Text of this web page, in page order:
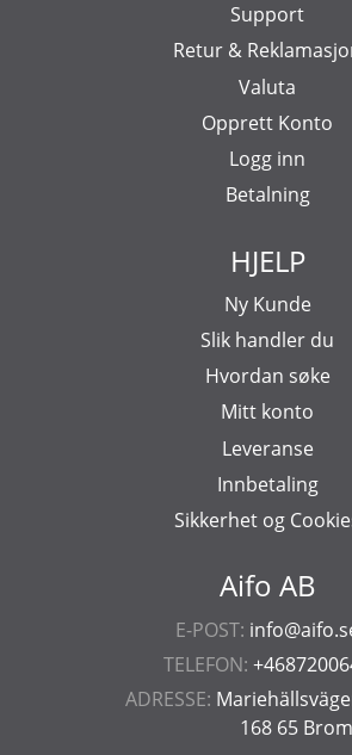
Aifo AB
E-POST:
TELEFON:
ADRESSE:
168 65
Support
Retur &
Valuta
Opprett Konto
Logg inn
Betalning
HJELP
Ny Kunde
Slik handler du
Hvordan søke
Mitt konto
Leveranse
Innbetaling
Sikkerhet og